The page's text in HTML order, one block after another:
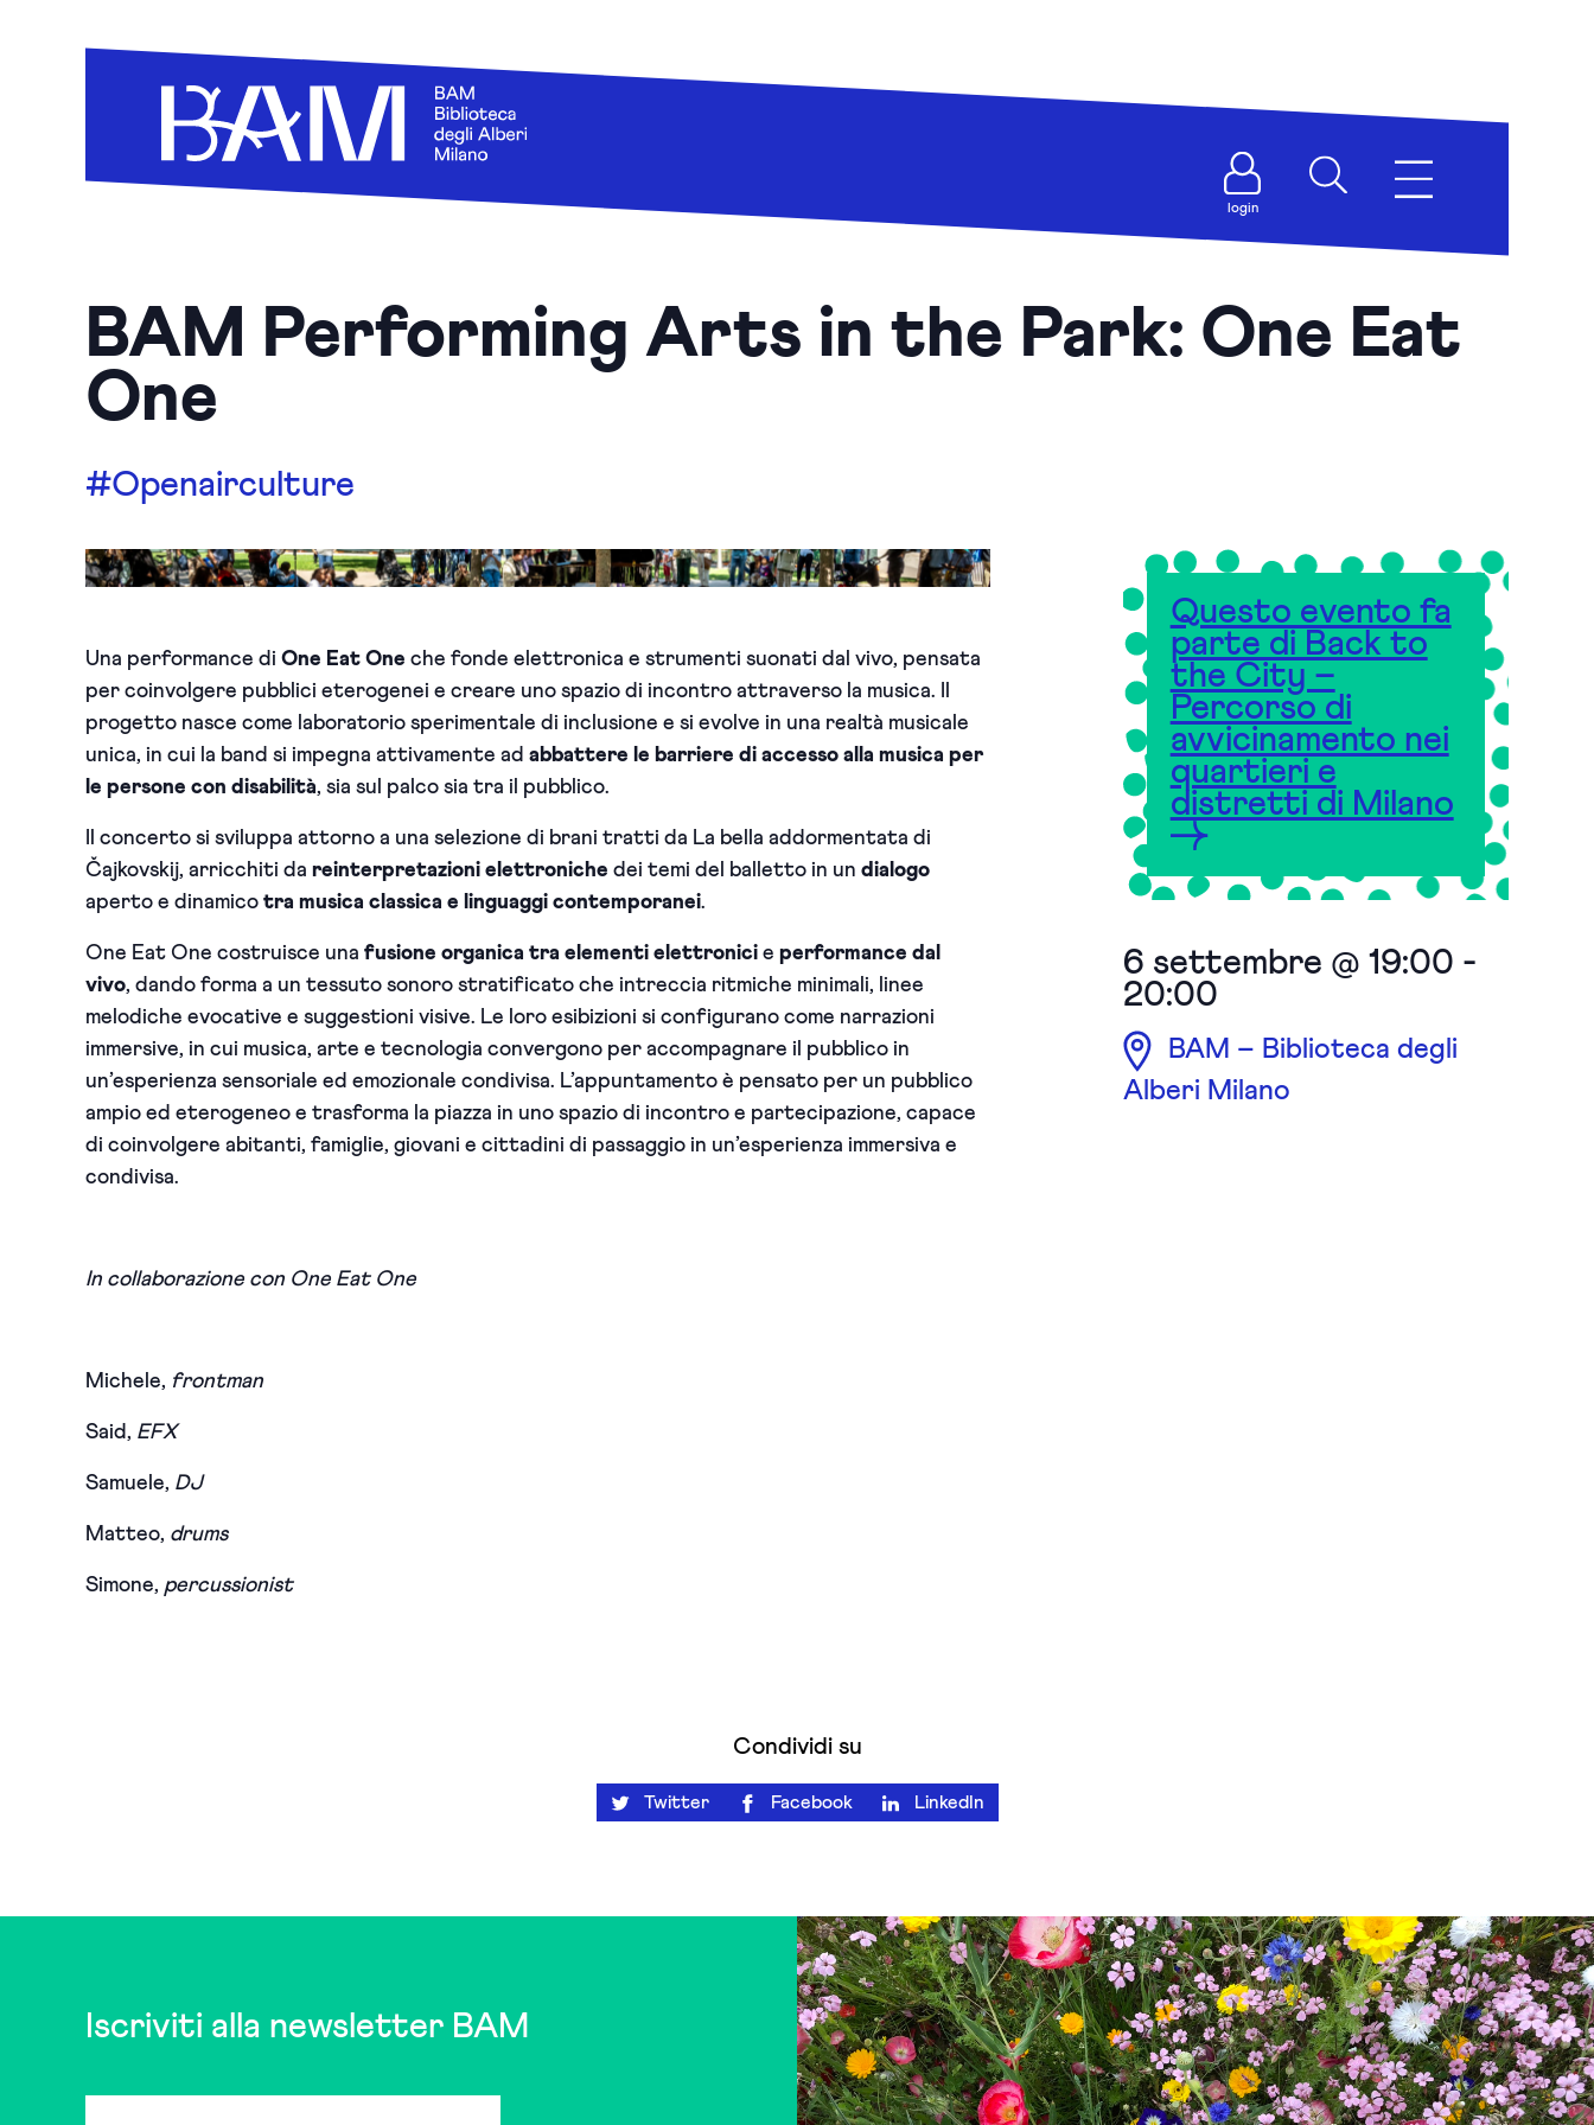
login
BAM Performing Arts in the Park: One Eat
One
#Openairculture
Una performance di One Eat One che fonde elettronica e strumenti suonati dal vivo, pensata
per coinvolgere pubblici eterogenei e creare uno spazio di incontro attraverso la musica. Il
progetto nasce come laboratorio sperimentale di inclusione e si evolve in una realtà musicale
unica, in cui la band si impegna attivamente ad abbattere le barriere di accesso alla musica per
le persone con disabilità, sia sul palco sia tra il pubblico.
Il concerto si sviluppa attorno a una selezione di brani tratti da La bella addormentata di
Čajkovskij, arricchiti da reinterpretazioni elettroniche dei temi del balletto in un dialogo
aperto e dinamico tra musica classica e linguaggi contemporanei.
One Eat One costruisce una fusione organica tra elementi elettronici e performance dal
vivo, dando forma a un tessuto sonoro stratificato che intreccia ritmiche minimali, linee
melodiche evocative e suggestioni visive. Le loro esibizioni si configurano come narrazioni
immersive, in cui musica, arte e tecnologia convergono per accompagnare il pubblico in
un’esperienza sensoriale ed emozionale condivisa. L’appuntamento è pensato per un pubblico
ampio ed eterogeneo e trasforma la piazza in uno spazio di incontro e partecipazione, capace
di coinvolgere abitanti, famiglie, giovani e cittadini di passaggio in un’esperienza immersiva e
condivisa.
In collaborazione con One EatOne
Michele, frontman
Said, EFX
Samuele, DJ
Matteo, drums
Simone, percussionist
Questo evento fa
parte di Back to
the City –
Percorso di
avvicinamento nei
quartieri e
distretti di Milano
6 settembre @ 19:00 -
20:00
BAM – Biblioteca degli
Alberi Milano
Condividi su
Twitter Facebook LinkedIn
Iscriviti alla newsletter BAM